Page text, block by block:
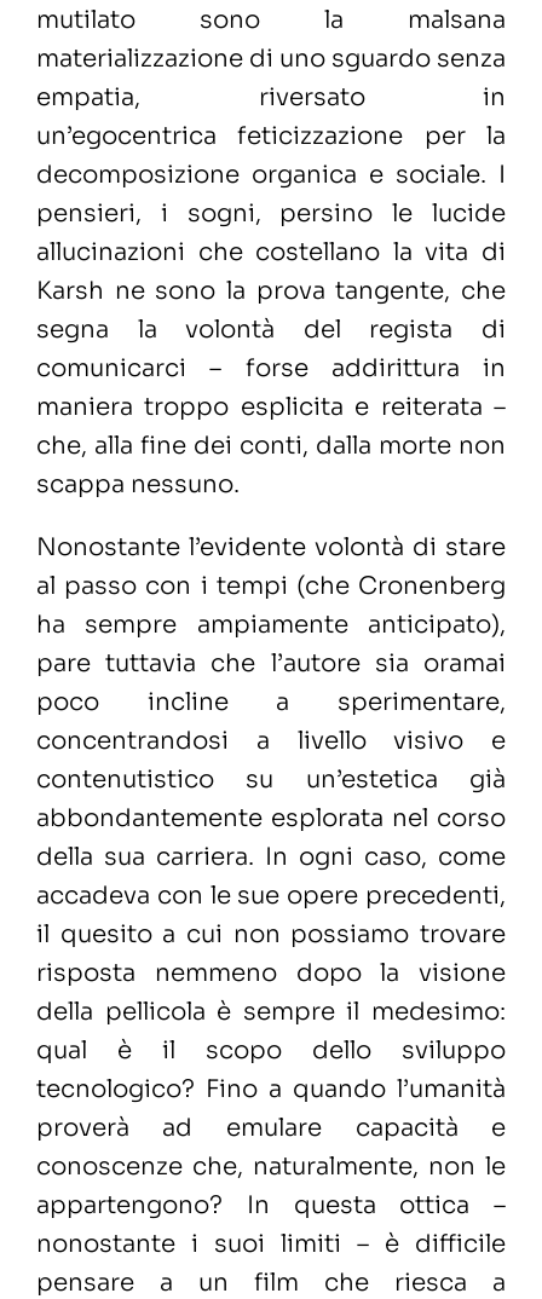
mutilato sono la malsana
materializzazione di uno sguardo senza
empatia, riversato in
un’egocentrica feticizzazione per la
decomposizione organica e sociale. I
pensieri, i sogni, persino le lucide
allucinazioni che costellano la vita di
Karsh ne sono la prova tangente, che
segna la volontà del regista di
comunicarci – forse addirittura in
maniera troppo esplicita e reiterata –
che, alla fine dei conti, dalla morte non
scappa nessuno.
Nonostante l’evidente volontà di stare
al passo con i tempi (che Cronenberg
ha sempre ampiamente anticipato),
pare tuttavia che l’autore sia oramai
poco incline a sperimentare,
concentrandosi a livello visivo e
contenutistico su un’estetica già
abbondantemente esplorata nel corso
della sua carriera. In ogni caso, come
accadeva con le sue opere precedenti,
il quesito a cui non possiamo trovare
risposta nemmeno dopo la visione
della pellicola è sempre il medesimo:
qual è il scopo dello sviluppo
tecnologico? Fino a quando l’umanità
proverà ad emulare capacità e
conoscenze che, naturalmente, non le
appartengono? In questa ottica –
nonostante i suoi limiti – è difficile
pensare a un film che riesca a